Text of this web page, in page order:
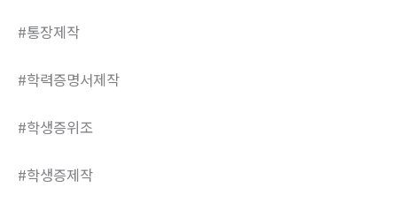
#통장제작
#학력증명서제작
#학생증위조
#학생증제작